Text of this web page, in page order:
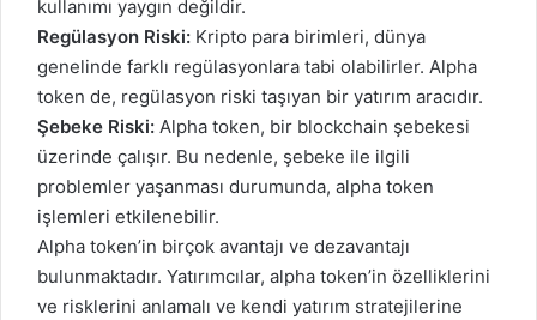
kullanımı yaygın değildir.
Regülasyon Riski: Kripto para birimleri, dünya
genelinde farklı regülasyonlara tabi olabilirler. Alpha
token de, regülasyon riski taşıyan bir yatırım aracıdır.
Şebeke Riski: Alpha token, bir blockchain şebekesi
üzerinde çalışır. Bu nedenle, şebeke ile ilgili
problemler yaşanması durumunda, alpha token
işlemleri etkilenebilir.
Alpha token’in birçok avantajı ve dezavantajı
bulunmaktadır. Yatırımcılar, alpha token’in özelliklerini
ve risklerini anlamalı ve kendi yatırım stratejilerine